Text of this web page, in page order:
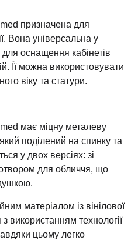
призначена для
Вона універсальна у
для оснащення кабінетів
Її можна використовувати
віку та статури.
має міцну металеву
поділений на спинку та
у двох версіях: зі
для обличчя, що
матеріалом із вінілової
використанням технології
цьому легко